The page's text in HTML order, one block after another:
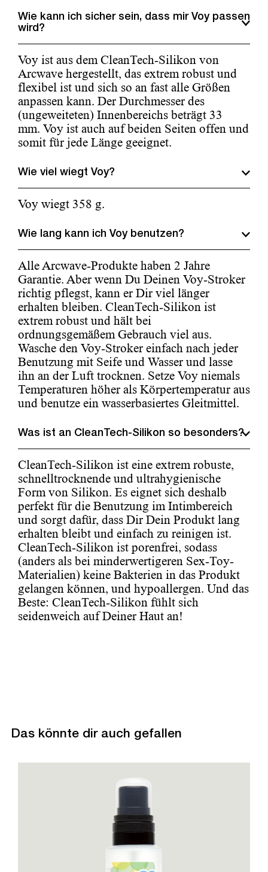
Wie kann ich sicher sein, dass mir Voy passen
wird?
Voy ist aus dem CleanTech-Silikon von
Arcwave hergestellt, das extrem robust und
flexibel ist und sich so an fast alle Größen
anpassen kann. Der Durchmesser des
(ungeweiteten) Innenbereichs beträgt 33
mm. Voy ist auch auf beiden Seiten offen und
somit für jede Länge geeignet.
Wie viel wiegt Voy?
Voy wiegt 358 g.
Wie lang kann ich Voy benutzen?
Alle Arcwave-Produkte haben 2 Jahre
Garantie. Aber wenn Du Deinen Voy-Stroker
richtig pflegst, kann er Dir viel länger
erhalten bleiben. CleanTech-Silikon ist
extrem robust und hält bei
ordnungsgemäßem Gebrauch viel aus.
Wasche den Voy-Stroker einfach nach jeder
Benutzung mit Seife und Wasser und lasse
ihn an der Luft trocknen. Setze Voy niemals
Temperaturen höher als Körpertemperatur aus
und benutze ein wasserbasiertes Gleitmittel.
Was ist an CleanTech-Silikon so besonders?
CleanTech-Silikon ist eine extrem robuste,
schnelltrocknende und ultrahygienische
Form von Silikon. Es eignet sich deshalb
perfekt für die Benutzung im Intimbereich
und sorgt dafür, dass Dir Dein Produkt lang
erhalten bleibt und einfach zu reinigen ist.
CleanTech-Silikon ist porenfrei, sodass
(anders als bei minderwertigeren Sex-Toy-
Materialien) keine Bakterien in das Produkt
gelangen können, und hypoallergen. Und das
Beste: CleanTech-Silikon fühlt sich
seidenweich auf Deiner Haut an!
Das könnte dir auch gefallen